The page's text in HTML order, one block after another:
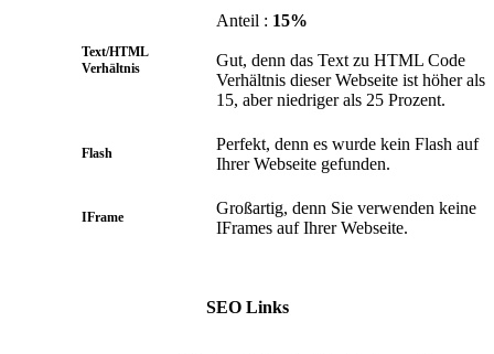
Text/HTML
Verhältnis
Anteil : 15%
Gut, denn das Text zu HTML Code
Verhältnis dieser Webseite ist höher als
15, aber niedriger als 25 Prozent.
Flash
Perfekt, denn es wurde kein Flash auf
Ihrer Webseite gefunden.
IFrame
Großartig, denn Sie verwenden keine
IFrames auf Ihrer Webseite.
SEO Links